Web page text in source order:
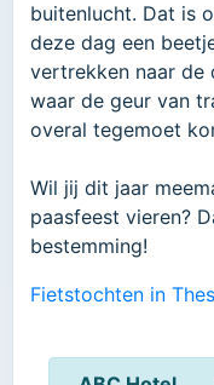
buitenlucht. Dat is
deze dag een
vertrekken naar de
waar de geur van
overal tegemoet
Wil jij dit jaar
paasfeest vieren?
bestemming!
Fietstochten in